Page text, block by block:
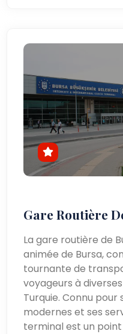
Gare Routière
La gare routière de
animée de Bursa,
tournante de
voyageurs à
Turquie. Connu pour
modernes et ses
terminal est un